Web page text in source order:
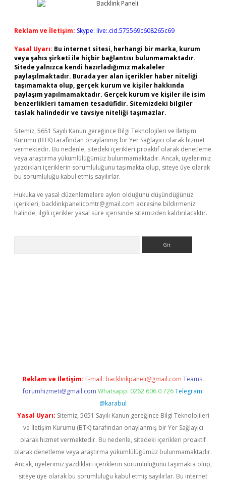
Reklam ve İletişim: Skype: live:.cid.575569c608265c69
Yasal Uyarı: Bu internet sitesi, herhangi bir marka, kurum
veya şahıs şirketi ile hiçbir bağlantısı bulunmamaktadır.
Sitede yalnızca kendi hazırladığımız makaleler
paylaşılmaktadır. Burada yer alan içerikler haber niteliği
taşımamakta olup, gerçek kurum ve kişiler hakkında
paylaşım yapılmamaktadır. Gerçek kurum ve kişiler ile isim
benzerlikleri tamamen tesadüfidir. Sitemizdeki bilgiler
taslak halindedir ve tavsiye niteliği taşımazlar.
Sitemiz, 5651 Sayılı Kanun gereğince Bilgi Teknolojileri ve İletişim
Kurumu (BTK) tarafından onaylanmış bir Yer Sağlayıcı olarak hizmet
vermektedir. Bu nedenle, sitedeki içerikleri proaktif olarak denetleme
veya araştırma yükümlülüğümüz bulunmamaktadır. Ancak, üyelerimiz
yazdıkları içeriklerin sorumluluğunu taşımakta olup, siteye üye olarak
bu sorumluluğu kabul etmiş sayılırlar.
Hukuka ve yasal düzenlemelere aykırı olduğunu düşündüğünüz
içerikleri, backlinkpanelicomtr@gmail.com adresine bildirmeniz
halinde, ilgili içerikler yasal süre içerisinde sitemizden kaldırılacaktır.
Reklam ve İletişim: E-mail: backlinkpaneli@gmail.com Teams:
forumhizmeti@gmail.com Whatsapp: 0262 606 0 726 Telegram:
@karabul
Yasal Uyarı: Sitemiz, 5651 Sayılı Kanun gereğince Bilgi Teknolojileri
ve İletişim Kurumu (BTK) tarafından onaylanmış bir Yer Sağlayıcı
olarak hizmet vermektedir. Bu nedenle, sitedeki içerikleri proaktif
olarak denetleme veya araştırma yükümlülüğümüz bulunmamaktadır.
Ancak, üyelerimiz yazdıkları içeriklerin sorumluluğunu taşımakta olup,
siteye üye olarak bu sorumluluğu kabul etmiş sayılırlar. Bu internet